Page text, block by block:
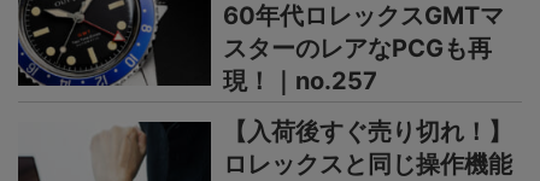
60年代ロレックスGMTマ
スターのレアなPCGも再
現！｜no.257
【入荷後すぐ売り切れ！】
ロレックスと同じ操作機能